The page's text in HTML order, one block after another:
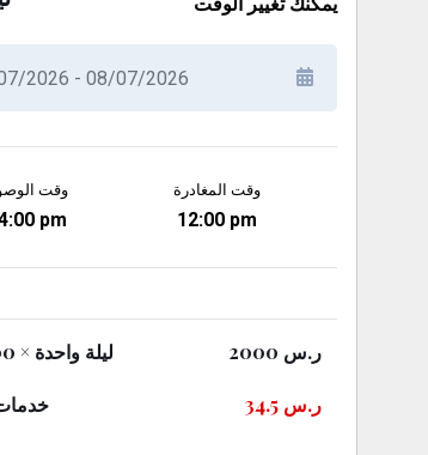
وقت
pm
وقت المغادرة
12:00 pm
ليلة واحدة × 2000 ر.س 2000 ر.س
34.5 ر.س